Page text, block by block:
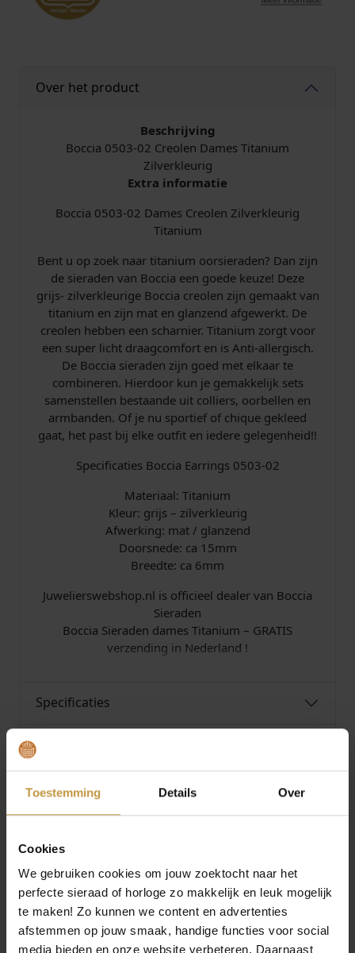
Toestemming Details Over
Cookies
We gebruiken cookies om jouw zoektocht naar het
perfecte sieraad of horloge zo makkelijk en leuk mogelijk
te maken! Zo kunnen we content en advertenties
afstemmen op jouw smaak, handige functies voor social
media bieden en onze website verbeteren. Daarnaast
T
a
m
n
a
l
Over het product
Beschrijving
Boccia 0503-02 Creolen Dames Titanium
Zilverkleurig
Extra informatie
Boccia 0503-02 Dames Creolen Zilverkleurig
Titanium
Bent u op zoek naar titanium oorsieraden? Dan zijn
de sieraden van Boccia een goede keuze! Deze
grijs- zilverkleurige Boccia creolen zijn gemaakt van
titanium en zijn mat en glanzend afgewerkt. De
creolen hebben een scharnier. Titanium zorgt voor
een super licht draagcomfort en is Anti-allergisch.
De Boccia sieraden zijn goed met elkaar te
combineren. Hierdoor kun je gemakkelijk sets
samenstellen bestaande uit colliers, oorbellen en
armbanden. Of je nu sportief of chique gekleed
gaat, het past bij elke outfit en iedere gelegenheid!!
Specificaties Boccia Earrings 0503-02
Materiaal: Titanium
Kleur: grijs – zilverkleurig
Afwerking: mat / glanzend
Doorsnede: ca 15mm
Breedte: ca 6mm
Juwelierswebshop.nl is officieel dealer van Boccia
Sieraden
Boccia Sieraden dames Titanium – GRATIS
verzending in Nederland !
Specificaties
MEER VAN BOCCIA SIERADEN